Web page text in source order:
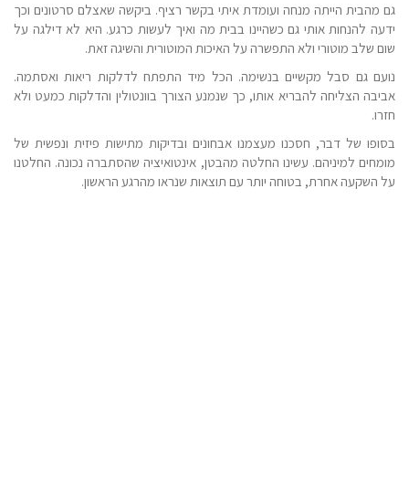
גם מהבית הייתה מנחה ועומדת איתי בקשר רציף. ביקשה שאצלם סרטונים וכך
ידעה להנחות אותי גם כשהיינו בבית מה ואיך לעשות כרגע. היא לא דילגה על
שום שלב מוטורי ולא התפשרה על האיכות המוטורית והשיגה זאת.
נועם גם סבל מקשיים בנשימה. הכל מיד התפתח לדלקות ריאות ואסתמה.
אביבה הצליחה להבריא אותו, כך שנמנע הצורך בוונטולין והדלקות כמעט ולא
חזרו.
בסופו של דבר, חסכנו מעצמנו אבחונים ובדיקות מתישות פיזית ונפשית של
מומחים למיניהם. עשינו החלטה מהבטן, אינטואיציה שהסתברה נכונה. החלטנו
על השקעה אחרת, בטוחה יותר עם תוצאות שנראו מהרגע הראשון.